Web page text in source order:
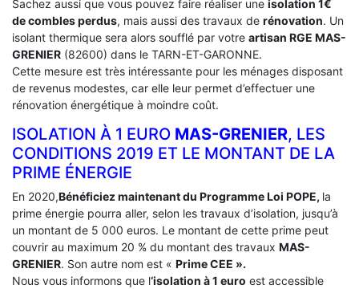
Sachez aussi que vous pouvez faire réaliser une isolation 1€
de combles perdus, mais aussi des travaux de rénovation. Un
isolant thermique sera alors soufflé par votre artisan RGE MAS-
GRENIER (82600) dans le TARN-ET-GARONNE.
Cette mesure est très intéressante pour les ménages disposant
de revenus modestes, car elle leur permet d’effectuer une
rénovation énergétique à moindre coût.
ISOLATION À 1 EURO MAS-GRENIER, LES
CONDITIONS 2019 ET LE MONTANT DE LA
PRIME ÉNERGIE
En 2020,Bénéficiez maintenant du Programme Loi POPE, la
prime énergie pourra aller, selon les travaux d’isolation, jusqu’à
un montant de 5 000 euros. Le montant de cette prime peut
couvrir au maximum 20 % du montant des travaux MAS-
GRENIER. Son autre nom est « Prime CEE ».
Nous vous informons que l‘isolation à 1 euro est accessible